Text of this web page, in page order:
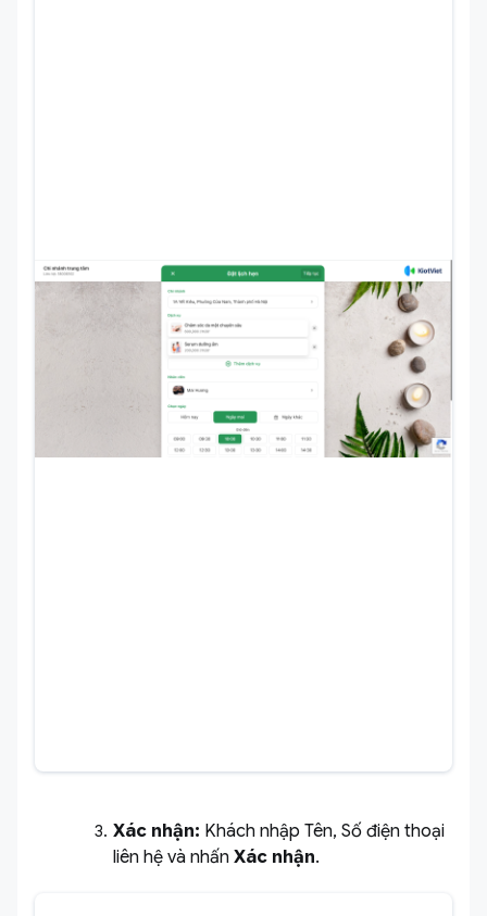
Xác nhận: Khách nhập Tên, Số điện thoại
liên hệ và nhấn Xác nhận.